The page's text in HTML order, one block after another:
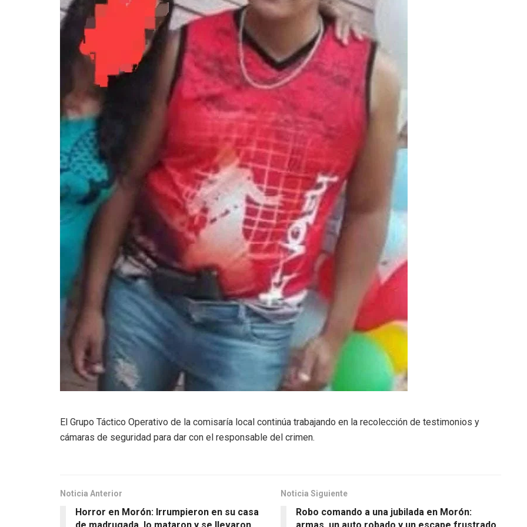
El Grupo Táctico Operativo de la comisaría local continúa trabajando en la recolección de testimonios y
cámaras de seguridad para dar con el responsable del crimen.
Noticia Anterior
Horror en Morón: Irrumpieron en su casa
Noticia Siguiente
Robo comando a una jubilada en Morón: